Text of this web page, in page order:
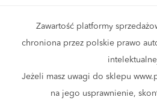
Zawartość platformy
chroniona przez polskie prawo
Jeżeli masz uwagi do sklepu
na jego usprawnienie,